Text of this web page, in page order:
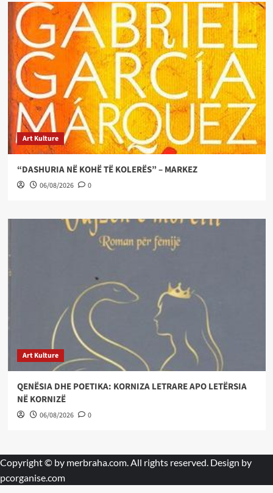
Art Kulture
“DASHURIA NË KOHË TË KOLERËS” – MARKEZ
06/08/2026 0
Art Kulture
QENËSIA DHE POETIKA: KORNIZA LETRARE APO LETËRSIA
NË KORNIZË
06/08/2026 0
Copyright © by merbraha.com. All rights reserved. Design by
pcorganise.com